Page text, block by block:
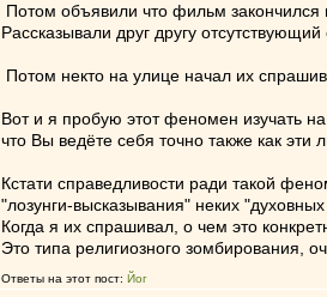
Потом объявили что фильм
Рассказывали друг другу
Потом некто на улице начал их
Вот и я пробую этот феномен изучать
что Вы ведёте себя точно также как
Кстати справедливости ради такой
"лозунги-высказывания" неких
Когда я их спрашивал, о чем это
Это типа религиозного зомбирования,
Ответы на этот пост: Йог